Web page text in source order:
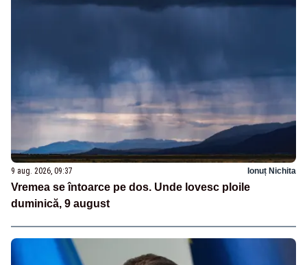
9 aug. 2026, 09:37 Ionuț Nichita
Vremea se întoarce pe dos. Unde lovesc ploile
duminică, 9 august